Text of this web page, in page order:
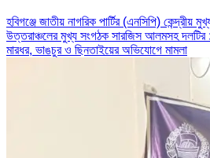
হবিগঞ্জে জাতীয় নাগরিক পার্টির (এনসিপি) কেন্দ্রীয়
উত্তরাঞ্চলের মুখ্য সংগঠক সারজিস আলমসহ দলটির
মারধর, ভাঙচুর ও ছিনতাইয়ের অভিযোগে মামলা